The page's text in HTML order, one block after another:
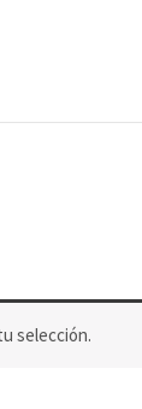
selección.